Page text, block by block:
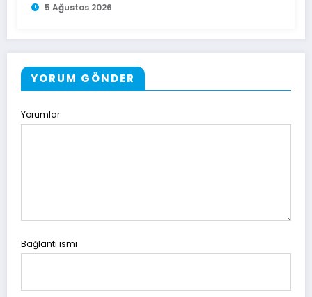
5 Ağustos 2026
YORUM GÖNDER
Yorumlar
Bağlantı ismi